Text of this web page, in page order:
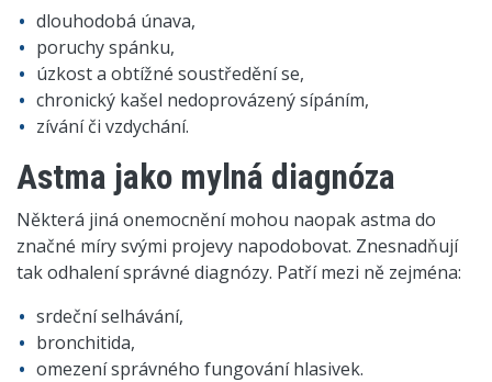
dlouhodobá únava,
poruchy spánku,
úzkost a obtížné soustředění se,
chronický kašel nedoprovázený sípáním,
zívání či vzdychání.
Astma jako mylná diagnóza
Některá jiná onemocnění mohou naopak astma do
značné míry svými projevy napodobovat. Znesnadňují
tak odhalení správné diagnózy. Patří mezi ně zejména:
srdeční selhávání,
bronchitida,
omezení správného fungování hlasivek.